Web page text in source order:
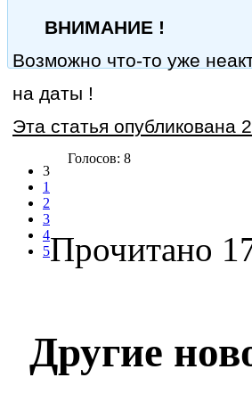
ВНИМАНИЕ !
Возможно что-то уже
на даты !
Эта статья опубликована
3
1
2
3
4
5
Голосов: 8
Прочитано
Другие